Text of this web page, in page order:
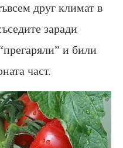
друг климат в
заради
и били
част.